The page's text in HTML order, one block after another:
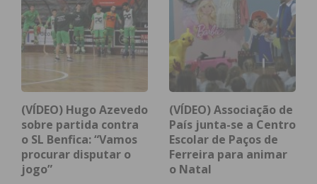
condições
(VÍDEO) Hugo Azevedo
sobre partida contra
o SL Benfica: “Vamos
procurar disputar o
jogo”
(VÍDEO) Associação de
País junta-se a Centro
Escolar de Paços de
Ferreira para animar
o Natal